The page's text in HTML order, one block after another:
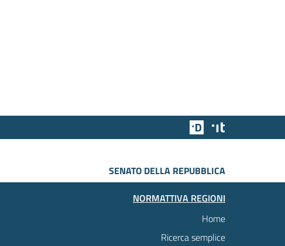
Team Digitale
SENATO DELLA REPUBBLICA
NORMATTIVA REGIONI
Home
Ricerca semplice